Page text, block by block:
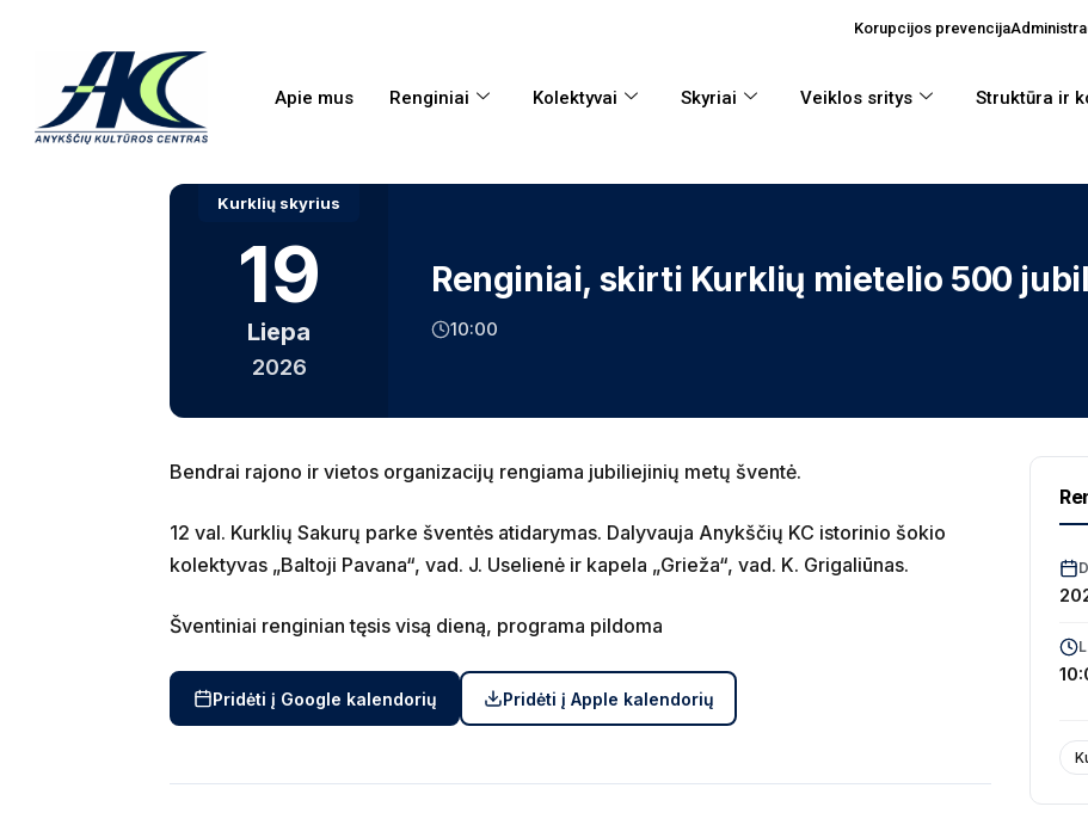
Korupcijos prevencija
Apie mus Renginiai Kolektyvai Skyriai Veiklos sritys Struktūra ir
Kurklių skyrius
19
Liepa
2026
Renginiai, skirti Kurklių mietelio 500
10:00
Bendrai rajono ir vietos organizacijų rengiama jubiliejinių metų šventė.
12 val. Kurklių Sakurų parke šventės atidarymas. Dalyvauja Anykščių KC istorinio šokio
kolektyvas „Baltoji Pavana“, vad. J. Uselienė ir kapela „Grieža“, vad. K. Grigaliūnas.
Šventiniai renginian tęsis visą dieną, programa pildoma
Pridėti į Google kalendorių Pridėti į Apple kalendorių